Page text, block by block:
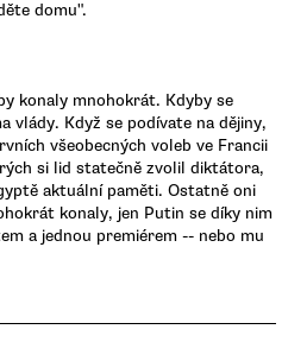
domu".
konaly mnohokrát. Kdyby se
vlády. Když se podívate na dějiny,
všeobecných voleb ve Francii
si lid statečně zvolil diktátora,
aktuální paměti. Ostatně oni
konaly, jen Putin se díky nim
a jednou premiérem -- nebo mu